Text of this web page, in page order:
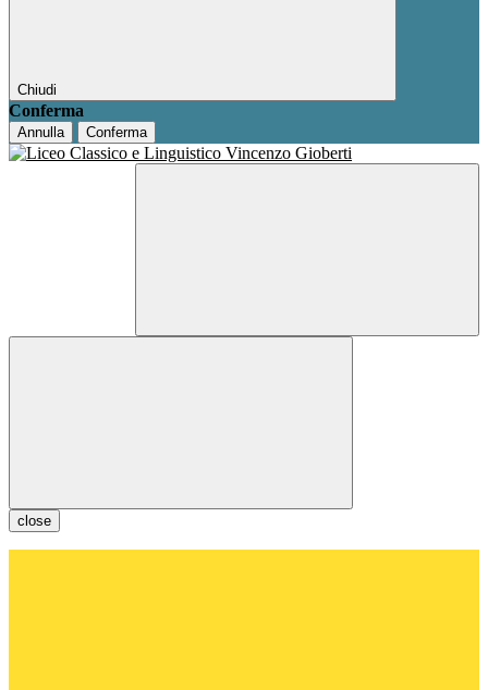
Chiudi
Conferma
Annulla Conferma
close